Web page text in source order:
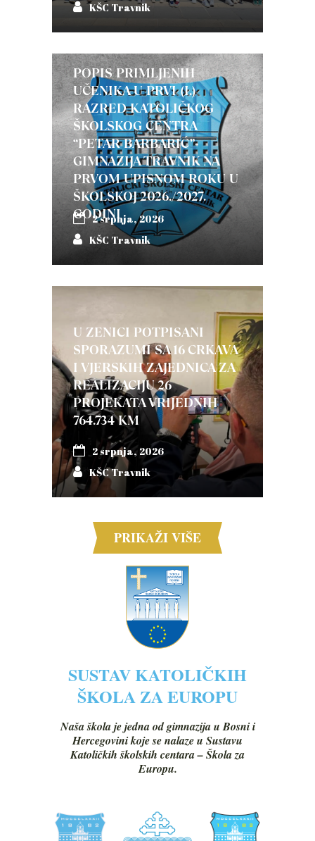
KŠC Travnik
POPIS PRIMLJENIH
UČENIKA U PRVI (I.)
RAZRED KATOLIČKOG
ŠKOLSKOG CENTRA
“PETAR BARBARIĆ”-
GIMNAZIJA TRAVNIK NA
PRVOM UPISNOM ROKU U
ŠKOLSKOJ 2026./2027.
GODINI
2 srpnja, 2026
KŠC Travnik
U ZENICI POTPISANI
SPORAZUMI SA 16 CRKAVA
I VJERSKIH ZAJEDNICA ZA
REALIZACIJU 26
PROJEKATA VRIJEDNIH
764.734 KM
2 srpnja, 2026
KŠC Travnik
PRIKAŽI VIŠE
SUSTAV KATOLIČKIH
ŠKOLA ZA EUROPU
Naša škola je jedna od gimnazija u Bosni i
Hercegovini koje se nalaze u Sustavu
Katoličkih školskih centara – Škola za
Europu.